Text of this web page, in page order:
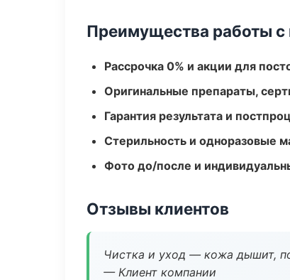
Преимущества работы с
Рассрочка 0% и акции для
Оригинальные препараты,
Гарантия результата и
Стерильность и одноразовые
Фото до/после и
Отзывы клиентов
Чистка и уход — кожа дышит,
— Клиент компании